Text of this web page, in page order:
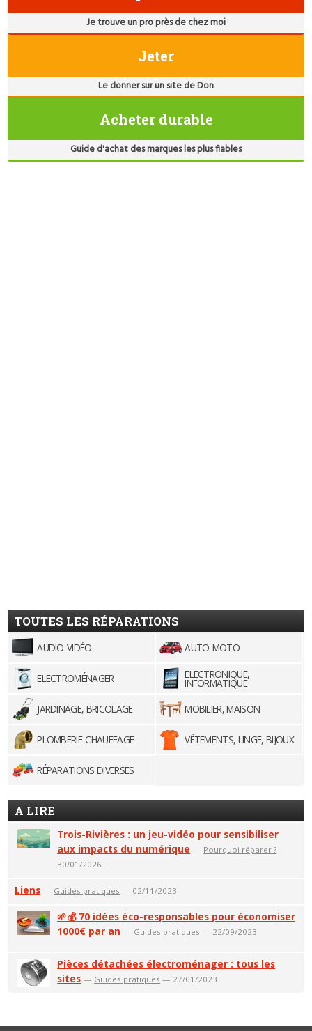
Je trouve un pro près de chez moi
Jeter
Le donner sur un site de Don
Acheter durable
Guide d'achat des marques les plus fiables
TOUTES LES RÉPARATIONS
AUDIO-VIDÉO AUTO-MOTO
ELECTROMÉNAGER ELECTRONIQUE,
INFORMATIQUE
JARDINAGE, BRICOLAGE
MOBILIER, MAISON
PLOMBERIE-CHAUFFAGE VÊTEMENTS, LINGE, BIJOUX
RÉPARATIONS DIVERSES
A LIRE
Trois-Rivières : un jeu-vidéo pour sensibiliser
aux impacts du numérique — Pourquoi réparer ? —
30/01/2026
Liens — Guides pratiques — 02/11/2023
🌱💰 70 idées éco-responsables pour économiser
1000€ par an — Guides pratiques — 22/09/2023
Pièces détachées électroménager : tous les
sites — Guides pratiques — 27/01/2023